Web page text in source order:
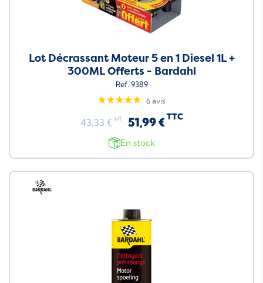
Lot Décrassant Moteur 5 en 1 Diesel 1L +
300ML Offerts - Bardahl
Ref. 9389
6 avis
43,33 € HT 51,99 € TTC
En stock
Neuf